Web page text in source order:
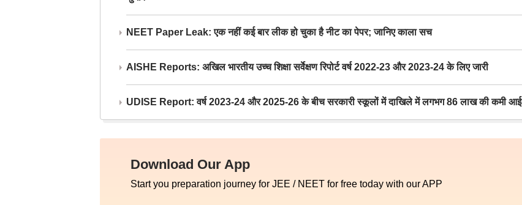
NEET Paper Leak: एक नहीं कई बार लीक हो चुका है नीट का पेपर; जानिए काला सच
AISHE Reports: अखिल भारतीय उच्च शिक्षा सर्वेक्षण रिपोर्ट वर्ष 2022-23 और 2023-24 के लिए जारी
UDISE Report: वर्ष 2023-24 और 2025-26 के बीच सरकारी स्कूलों में दाखिले में लगभग 86 लाख की कमी आई
Download Our App
Start you preparation journey for JEE / NEET for free today with our APP